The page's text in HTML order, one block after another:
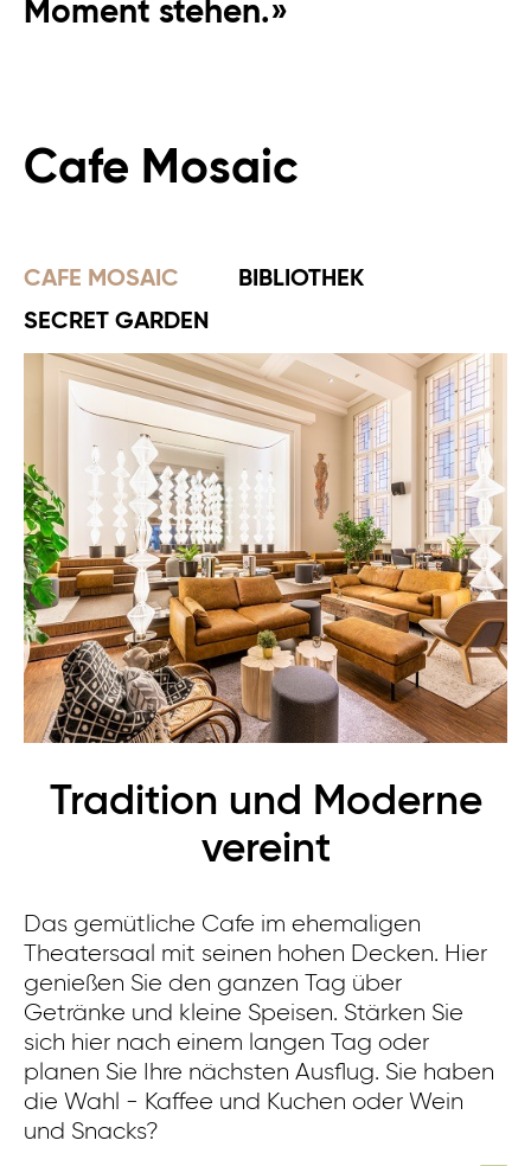
Moment stehen.»
Cafe Mosaic
CAFE MOSAIC
BIBLIOTHEK
SECRET GARDEN
Tradition und Moderne
vereint
Das gemütliche Cafe im ehemaligen
Theatersaal mit seinen hohen Decken. Hier
genießen Sie den ganzen Tag über
Getränke und kleine Speisen. Stärken Sie
sich hier nach einem langen Tag oder
planen Sie Ihre nächsten Ausflug. Sie haben
die Wahl - Kaffee und Kuchen oder Wein
und Snacks?